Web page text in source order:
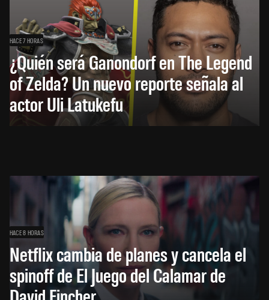
HACE 7 HORAS
¿Quién será Ganondorf en The Legend
of Zelda? Un nuevo reporte señala al
actor Uli Latukefu
HACE 8 HORAS
Netflix cambia de planes y cancela el
spinoff de El Juego del Calamar de